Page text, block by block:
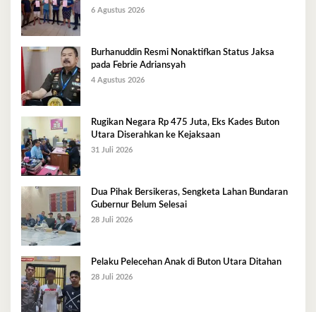
6 Agustus 2026
Burhanuddin Resmi Nonaktifkan Status Jaksa
pada Febrie Adriansyah
4 Agustus 2026
Rugikan Negara Rp 475 Juta, Eks Kades Buton
Utara Diserahkan ke Kejaksaan
31 Juli 2026
Dua Pihak Bersikeras, Sengketa Lahan Bundaran
Gubernur Belum Selesai
28 Juli 2026
Pelaku Pelecehan Anak di Buton Utara Ditahan
28 Juli 2026